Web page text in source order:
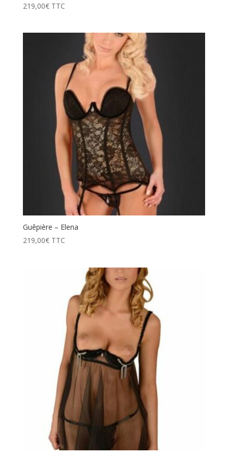
219,00€ TTC
Guêpière – Elena
219,00€ TTC